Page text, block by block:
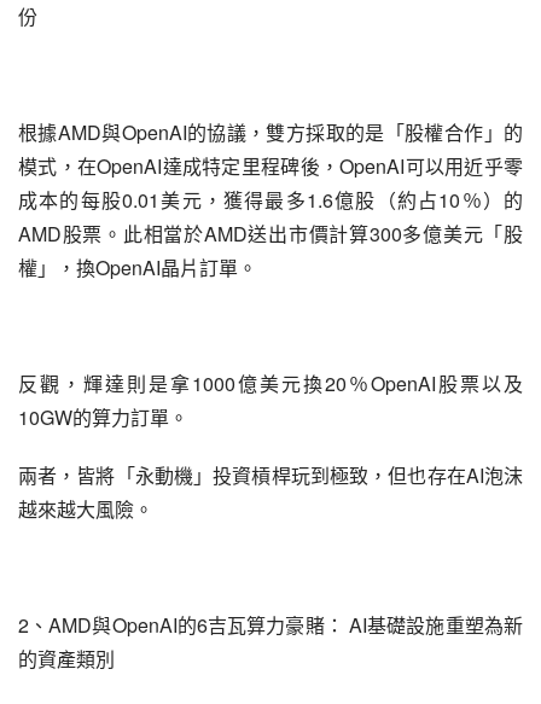
份
根據AMD與OpenAI的協議，雙方採取的是「股權合作」的
模式，在OpenAI達成特定里程碑後，OpenAI可以用近乎零
成本的每股0.01美元，獲得最多1.6億股（約占10％）的
AMD股票。此相當於AMD送出市價計算300多億美元「股
權」，換OpenAI晶片訂單。
反觀，輝達則是拿1000億美元換20％OpenAI股票以及
10GW的算力訂單。
兩者，皆將「永動機」投資槓桿玩到極致，但也存在AI泡沫
越來越大風險。
2、AMD與OpenAI的6吉瓦算力豪賭： AI基礎設施重塑為新
的資產類別